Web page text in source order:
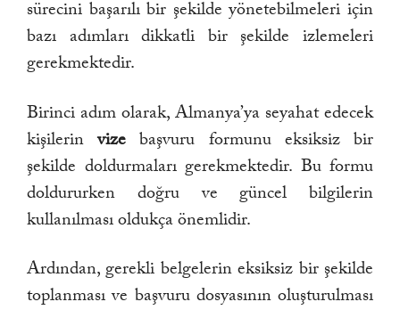
sürecini başarılı bir şekilde yönetebilmeleri için
bazı adımları dikkatli bir şekilde izlemeleri
gerekmektedir.
Birinci adım olarak, Almanya’ya seyahat edecek
kişilerinvize başvuru formunu eksiksiz bir
şekilde doldurmaları gerekmektedir. Bu formu
doldururken doğru ve güncel bilgilerin
kullanılması oldukça önemlidir.
Ardından, gerekli belgelerin eksiksiz bir şekilde
toplanması ve başvuru dosyasının oluşturulması